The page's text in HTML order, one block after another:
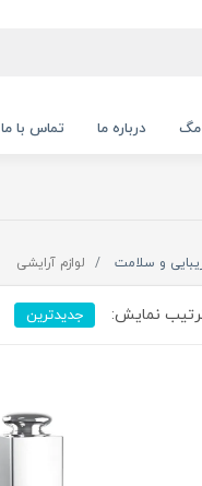
مگ درباره ما تماس با ما
و سلامت لوازم آرایشی
نمایش: جدیدترین